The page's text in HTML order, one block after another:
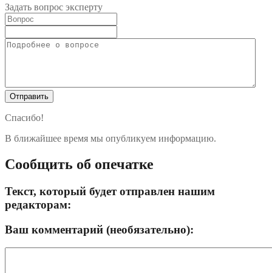
Задать вопрос эксперту
Спасибо!
В ближайшее время мы опубликуем информацию.
Сообщить об опечатке
Текст, который будет отправлен нашим
редакторам:
Ваш комментарий (необязательно):